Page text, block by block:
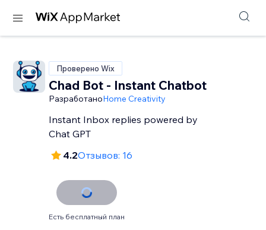
Проверено Wix
Chad Bot - Instant Chatbot
РазработаноHome Creativity
Instant Inbox replies powered by
Chat GPT
4.2Отзывов: 16
Есть бесплатный план